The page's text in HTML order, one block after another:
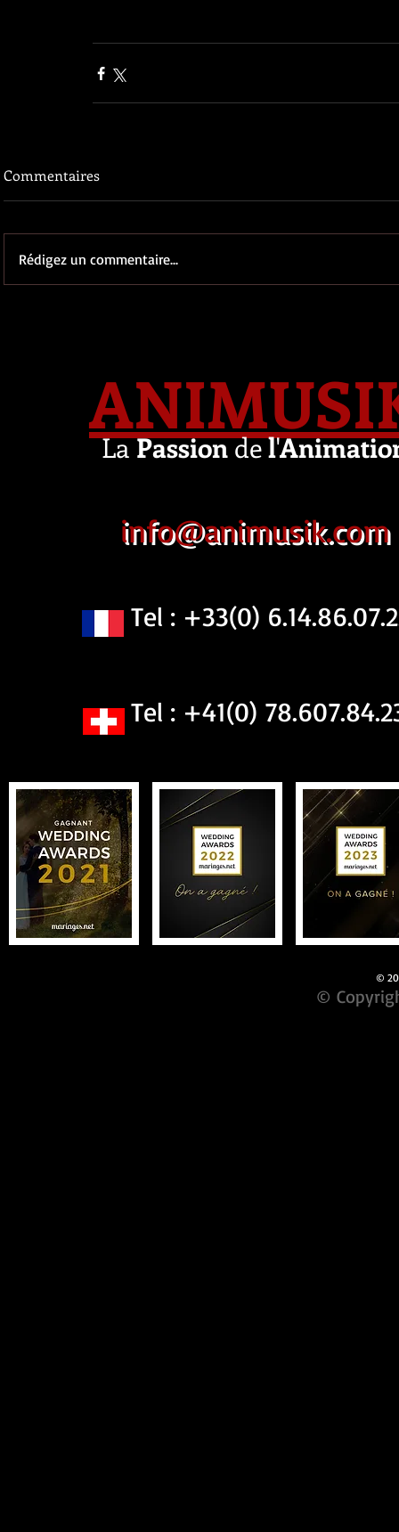
Commentaires
Rédigez un commentaire...
LaPassiondel'
info@animusik.com
Tel : +33(0)
Tel : +41(0)
©
©